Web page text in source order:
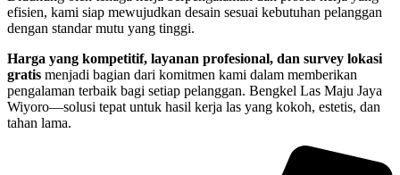
efisien, kami siap mewujudkan desain sesuai kebutuhan pelanggan
dengan standar mutu yang tinggi.
Harga yang kompetitif, layanan profesional, dan survey lokasi
gratis menjadi bagian dari komitmen kami dalam memberikan
pengalaman terbaik bagi setiap pelanggan. Bengkel Las Maju Jaya
Wiyoro—solusi tepat untuk hasil kerja las yang kokoh, estetis, dan
tahan lama.